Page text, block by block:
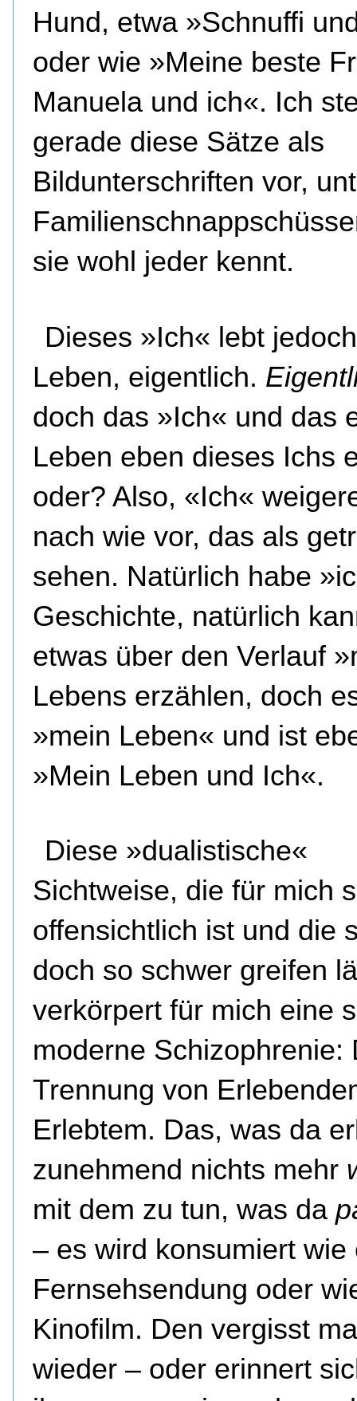
Hund, etwa »Schnuffi
oder wie »Meine beste
Manuela und ich«. Ich
gerade diese Sätze als
Bildunterschriften vor,
sie wohl jeder kennt.
Dieses »Ich« lebt
Leben, eigentlich.
doch das »Ich« und das
Leben eben dieses Ichs
oder? Also, «Ich«
nach wie vor, das als
sehen. Natürlich habe
Geschichte, natürlich
etwas über den Verlauf
Lebens erzählen, doch
»mein Leben« und ist
»Mein Leben und Ich«.
Diese »dualistische«
Sichtweise, die für mich
offensichtlich ist und die
doch so schwer greifen
verkörpert für mich eine
moderne Schizophrenie:
Trennung von
Erlebtem. Das, was da
zunehmend nichts mehr
mit dem zu tun, was da
– es wird konsumiert wie
Fernsehsendung oder
Kinofilm. Den vergisst
wieder – oder erinnert